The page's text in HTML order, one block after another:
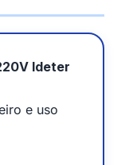
Ideter
e uso